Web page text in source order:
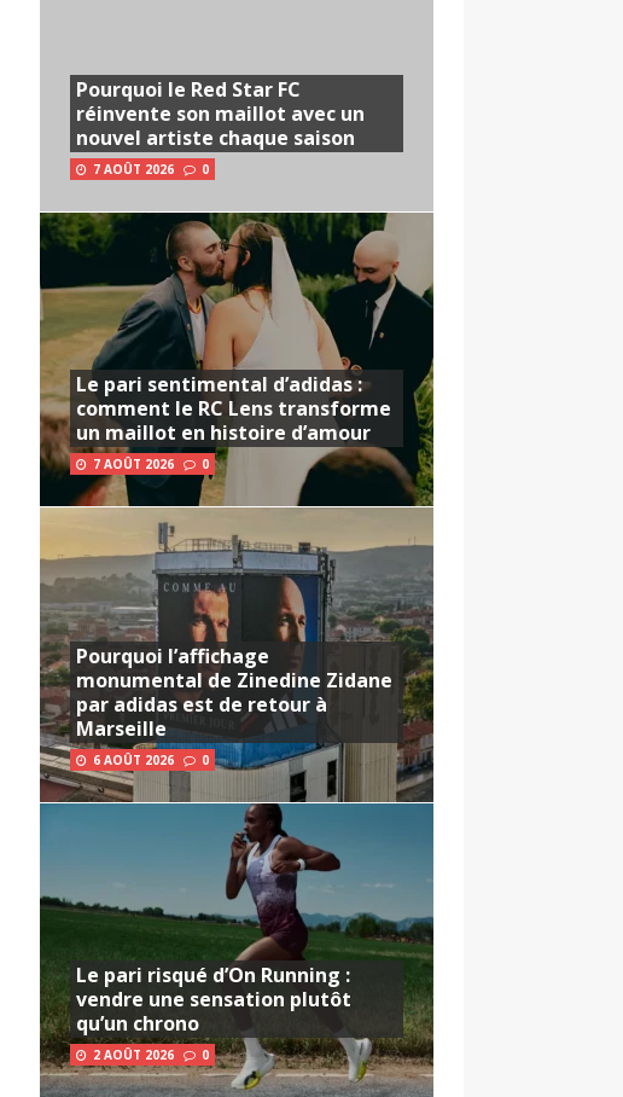
Pourquoi le Red Star FC
réinvente son maillot avec un
nouvel artiste chaque saison
7 AOÛT 2026 0
Le pari sentimental d’adidas :
comment le RC Lens transforme
un maillot en histoire d’amour
7 AOÛT 2026 0
Pourquoi l’affichage
monumental de Zinedine Zidane
par adidas est de retour à
Marseille
6 AOÛT 2026 0
Le pari risqué d’On Running :
vendre une sensation plutôt
qu’un chrono
2 AOÛT 2026 0